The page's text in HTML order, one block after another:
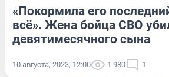
«Покормила его
всё». Жена бойца СВО
девятимесячного сына
10 августа, 2023, 12:00 1 980 1